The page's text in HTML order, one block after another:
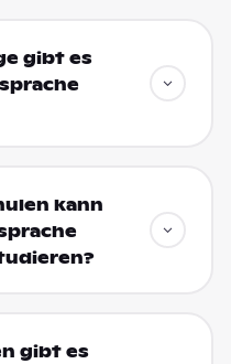
gibt es
kann
gibt es